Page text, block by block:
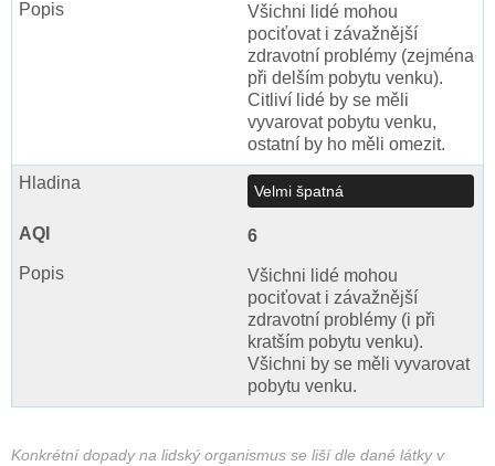
Všichni lidé mohou
pociťovat i závažnější
zdravotní problémy (zejména
při delším pobytu venku).
Citliví lidé by se měli
vyvarovat pobytu venku,
ostatní by ho měli omezit.
Velmi špatná
6
Všichni lidé mohou
pociťovat i závažnější
zdravotní problémy (i při
kratším pobytu venku).
Všichni by se měli vyvarovat
pobytu venku.
Konkrétní dopady na lidský organismus se liší dle dané látky v